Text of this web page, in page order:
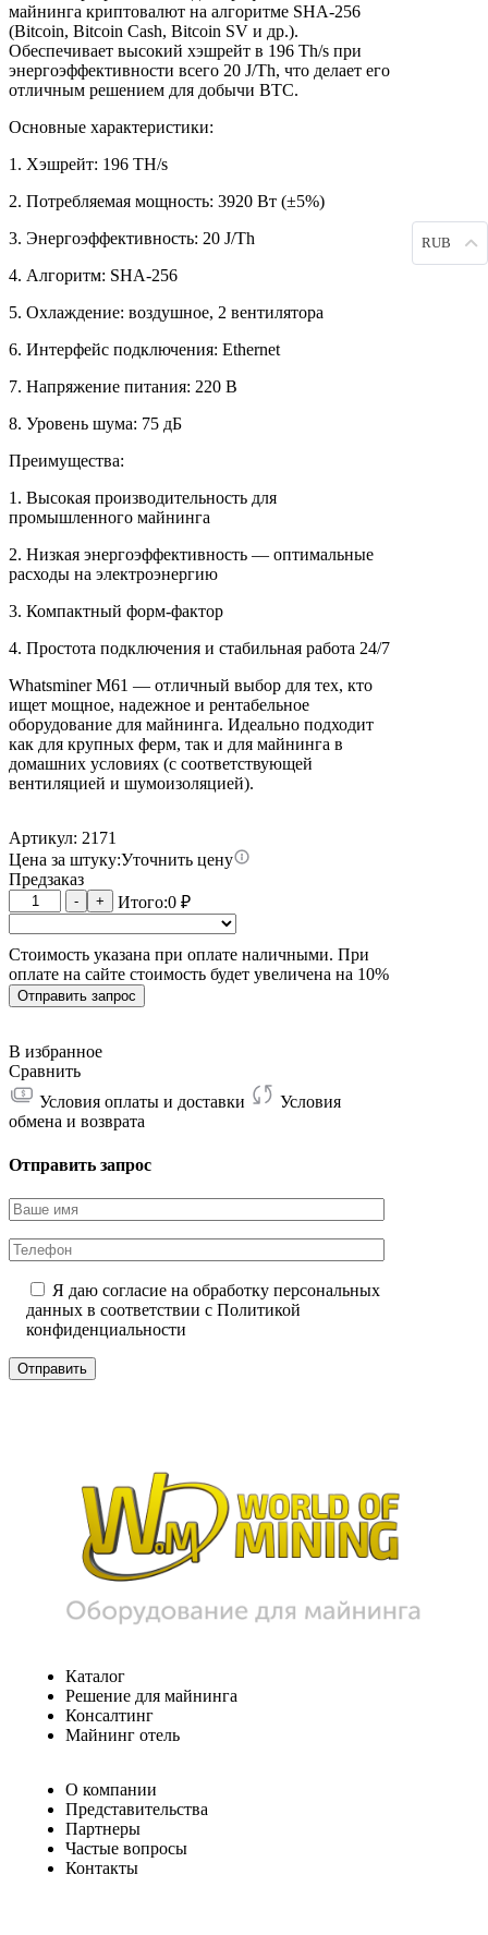
майнинга криптовалют на алгоритме SHA-256
(Bitcoin, Bitcoin Cash, Bitcoin SV и др.).
Обеспечивает высокий хэшрейт в 196 Th/s при
энергоэффективности всего 20 J/Th, что делает его
отличным решением для добычи BTC.
Основные характеристики:
1. Хэшрейт: 196 TH/s
2. Потребляемая мощность: 3920 Вт (±5%)
3. Энергоэффективность: 20 J/Th
4. Алгоритм: SHA-256
5. Охлаждение: воздушное, 2 вентилятора
6. Интерфейс подключения: Ethernet
7. Напряжение питания: 220 В
8. Уровень шума: 75 дБ
Преимущества:
1. Высокая производительность для
промышленного майнинга
2. Низкая энергоэффективность — оптимальные
расходы на электроэнергию
3. Компактный форм-фактор
4. Простота подключения и стабильная работа 24/7
Whatsminer M61 — отличный выбор для тех, кто
ищет мощное, надежное и рентабельное
оборудование для майнинга. Идеально подходит
как для крупных ферм, так и для майнинга в
домашних условиях (с соответствующей
вентиляцией и шумоизоляцией).
Артикул: 2171
Цена за штуку:Уточнить цену
Предзаказ
Количество
товара
Whatsminer
M61
20W
196T
- + Итого:0₽
Стоимость указана при оплате наличными. При
оплате на сайте стоимость будет увеличена на 10%
Отправить запрос
В избранное
Сравнить
Условия оплаты и доставки
Условия
обмена и возврата
Отправить запрос
Я даю согласие на обработку персональных
данных в соответствии с Политикой
конфиденциальности
RUB
Каталог
Решение для майнинга
Консалтинг
Майнинг отель
О компании
Представительства
Партнеры
Частые вопросы
Контакты